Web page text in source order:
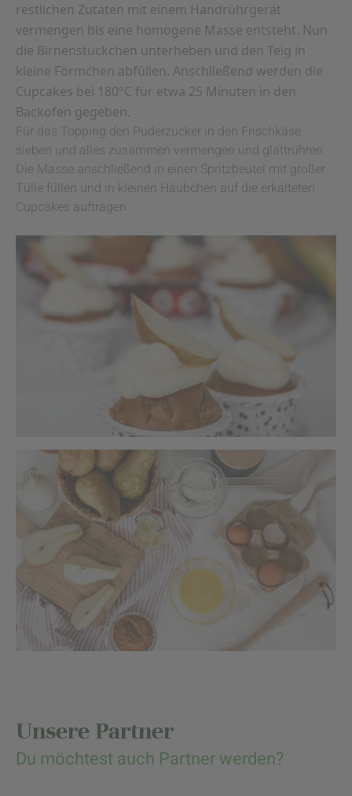
restlichen Zutaten mit einem Handrührgerät
vermengen bis eine homogene Masse entsteht. Nun
die Birnenstückchen unterheben und den Teig in
kleine Förmchen abfüllen. Anschließend werden die
Cupcakes bei 180°C für etwa 25 Minuten in den
Backofen gegeben.
Für das Topping den Puderzucker in den Frischkäse
sieben und alles zusammen vermengen und glattrühren.
Die Masse anschließend in einen Spritzbeutel mit großer
Tülle füllen und in kleinen Häubchen auf die erkalteten
Cupcakes auftragen.
Unsere Partner
Du möchtest auch Partner werden?